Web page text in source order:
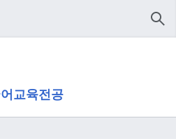
교육전공